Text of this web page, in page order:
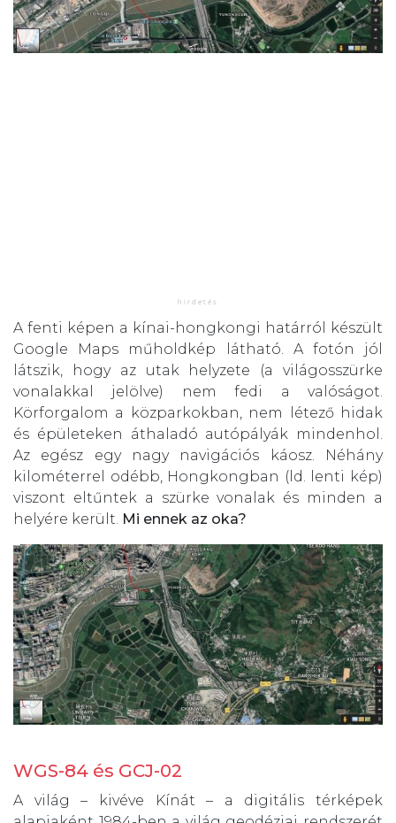
A fenti képen a kínai-hongkongi határról készült
Google Maps műholdkép látható. A fotón jól
látszik, hogy az utak helyzete (a világosszürke
vonalakkal jelölve) nem fedi a valóságot.
Körforgalom a közparkokban, nem létező hidak
és épületeken áthaladó autópályák mindenhol.
Az egész egy nagy navigációs káosz. Néhány
kilométerrel odébb, Hongkongban (ld. lenti kép)
viszont eltűntek a szürke vonalak és minden a
helyére került. Mi ennek az oka?
WGS-84 és GCJ-02
A világ – kivéve Kínát – a digitális térképek